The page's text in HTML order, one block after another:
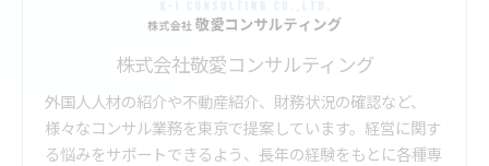
株式会社敬愛コンサルティング
外国人人材の紹介や不動産紹介、財務状況の確認など、
様々なコンサル業務を東京で提案しています。経営に関す
る悩みをサポートできるよう、長年の経験をもとに各種専